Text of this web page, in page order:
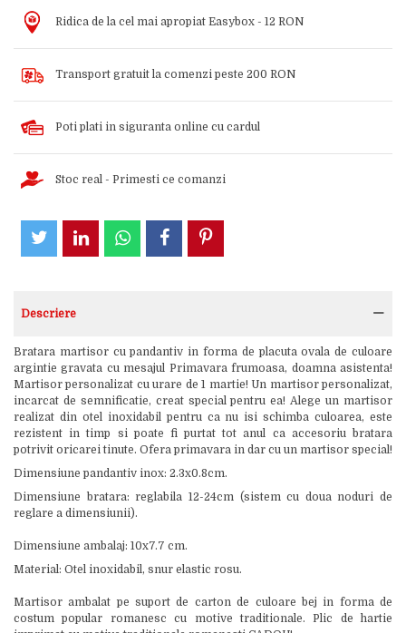
Ridica de la cel mai apropiat Easybox - 12 RON
Transport gratuit la comenzi peste 200 RON
Poti plati in siguranta online cu cardul
Stoc real - Primesti ce comanzi
Descriere
Bratara martisor cu pandantiv in forma de placuta ovala de culoare
argintie gravata cu mesajul Primavara frumoasa, doamna asistenta!
Martisor personalizat cu urare de 1 martie! Un martisor personalizat,
incarcat de semnificatie, creat special pentru ea! Alege un martisor
realizat din otel inoxidabil pentru ca nu isi schimba culoarea, este
rezistent in timp si poate fi purtat tot anul ca accesoriu bratara
potrivit oricarei tinute. Ofera primavara in dar cu un martisor special!
Dimensiune pandantiv inox: 2.3x0.8cm.
Dimensiune bratara: reglabila 12-24cm (sistem cu doua noduri de
reglare a dimensiunii).
Dimensiune ambalaj: 10x7.7 cm.
Material: Otel inoxidabil, snur elastic rosu.
Martisor ambalat pe suport de carton de culoare bej in forma de
costum popular romanesc cu motive traditionale. Plic de hartie